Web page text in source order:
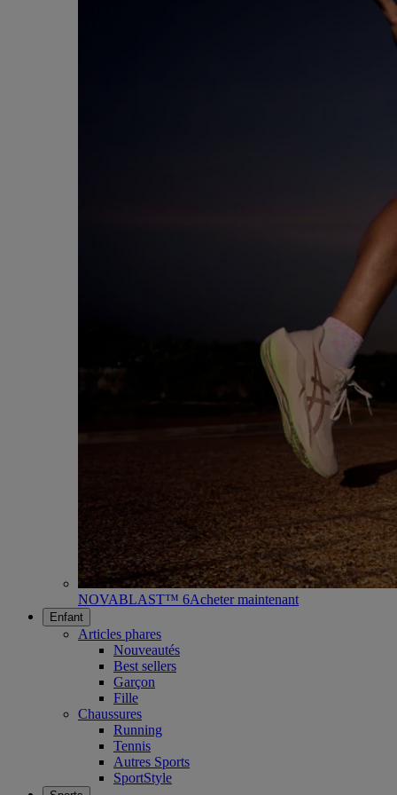
NOVABLAST™ 6Acheter maintenant
Enfant
Articles phares
Nouveautés
Best sellers
Garçon
Fille
Chaussures
Running
Tennis
Autres Sports
SportStyle